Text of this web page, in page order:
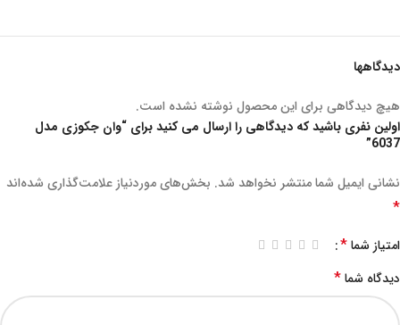
دیدگاهها
هیچ دیدگاهی برای این محصول نوشته نشده است.
اولین نفری باشید که دیدگاهی را ارسال می کنید برای “وان جکوزی مدل
6037”
نشانی ایمیل شما منتشر نخواهد شد. بخش‌های موردنیاز علامت‌گذاری شده‌اند
*
امتیاز شما*
دیدگاه شما*